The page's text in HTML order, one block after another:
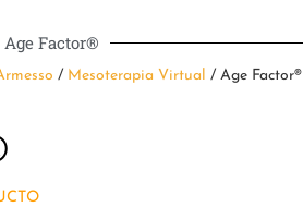
Age Factor®
/ Mesoterapia Virtual / Age Factor®